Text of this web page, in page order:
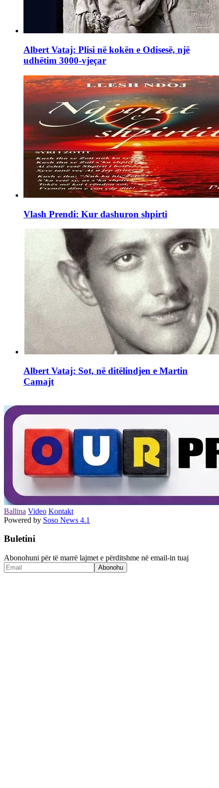
Albert Vataj: Plisi në kokën e Odisesë, një
udhëtim 3000-vjeçar
Vlash Prendi: Kur dashuron shpirti
Albert Vataj: Sot, në ditëlindjen e Martin
Camajt
Ballina Video Kontakt
Powered by Soso News 4.1
Buletini
Abonohuni për të marrë lajmet e përditshme në email-in tuaj
Abonohu